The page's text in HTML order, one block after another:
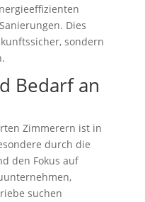
Dies
sondern
Bedarf an
Zimmerern ist in
durch die
den Fokus auf
suchen